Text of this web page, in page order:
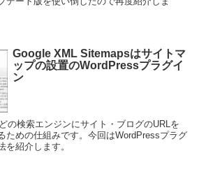
Google XML Sitemapsはサイトマ
ップの設置のWordPressプラグイ
ン
の検索エンジンにサイト・ブログのURLを
ための仕組みです。今回はWordPressプラグ
を紹介します。